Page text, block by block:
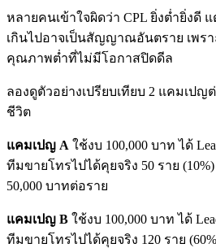
หลายคนเข้าใจผิดว่า CPL ยิ่งต่ำยิ่งดี
เกินไปอาจเป็นสัญญาณอันตราย เพร
คุณภาพต่ำที่ไม่มีโอกาสปิดดีล
ลองดูตัวอย่างเปรียบเทียบ 2 แคมเป
ชีวิต
แคมเปญ A ใช้งบ 100,000 บาท ได้
ทีมขายโทรไปได้คุยจริง 50 ราย
50,000 บาทต่อราย
แคมเปญ B ใช้งบ 100,000 บาท ได้
ทีมขายโทรไปได้คุยจริง 120 ราย